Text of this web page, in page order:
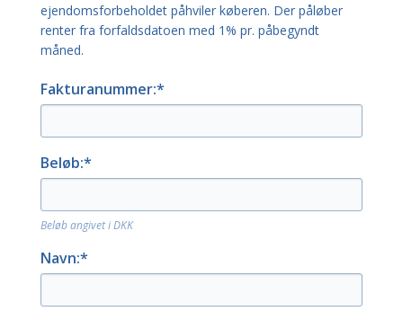
ejendomsforbeholdet påhviler køberen. Der påløber
renter fra forfaldsdatoen med 1% pr. påbegyndt
måned.
Fakturanummer:*
Beløb:*
Beløb angivet i DKK
Navn:*